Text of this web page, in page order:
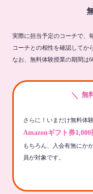
実際に担当予定のコーチで、
コーチとの相性を確認してか
なお、無料体験授業の期間は
＼ 無
さらに！いまだけ無料体
Amazonギフト券1,000
もちろん、入会有無にか
員が対象です。